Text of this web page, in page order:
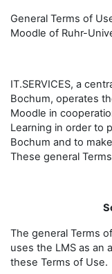
General Terms of
Moodle of Ruhr-
IT.SERVICES, a
Bochum, operates
Moodle in
Learning in order to
Bochum and to
These general
The general Terms
uses the LMS as an
these Terms of Use.